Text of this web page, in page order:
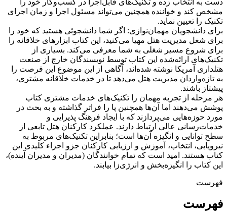
مشخص کند و خواننده همچنین می‌تواند مسئول اجرا و زمان اجرای
تکنیک را تعیین نماید.
برای دانشجویان مهمان‌نوازی: اگر شما دانشجوئی هستید که خود را
برای شغل مدیریت هتل مهیا می‌کنید، این کتاب ابزارهای خلاقانه را
برای شروع مسیر شغلی به شما معرفی می‌کند. بسیاری از
تکنیک‌های ارائه‌شده این کتاب توسط نویسندگان خارج از صنعت
هتلداری آمریکا نوشته شده‌اند، آگاهی از این موضوع این فرصت را
به تازه‌واردان مدیریت هتل می‌دهد تا در خدمات خلاقانه مشتری،
پیشتاز باشند.
هر مرحله از تجربه مهمان را تکنیک‌های خدمات مشتری کتاب
پوشش می‌دهند اما آن‌ها همچنین پا را فراتر گذاشته و به بحث در
مورد حوزه‌هایی می‌پردازند که با ایجاد فرهنگ پذیرایی و
خدمات‌رسانی عالی ارتباط دارند. عملکرد کارکنان هتل تابعی از
سطح توانایی و انگیزه آن‌ها است؛ بنابراین تکنیک‌های مربوط به
نیرویابی، انتخاب، آموزش و ارزیابی کارکنان جزو اجزاء کلیدی این
کتاب هستند. امید است که تمام خوانندگان (مدیران و مدیران آینده)،
این کتاب را انگیزه‌بخش و انرژی‌زا بیابند.
فهرست
فهرست